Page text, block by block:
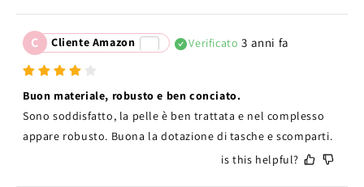
C Cliente Amazon Verificato 3 anni fa
Buon materiale, robusto e ben conciato.
Sono soddisfatto, la pelle è ben trattata e nel complesso
appare robusto. Buona la dotazione di tasche e scomparti.
is this helpful?